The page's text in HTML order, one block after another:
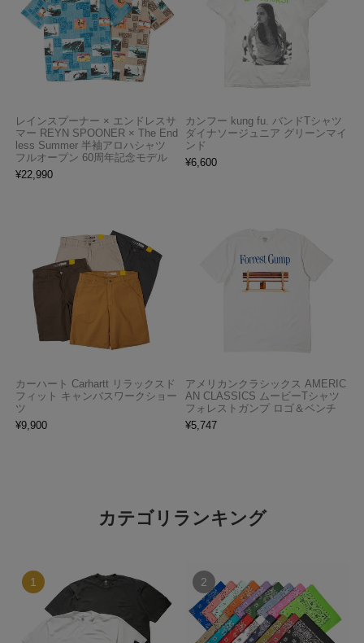
レインスプーナー × エンドレスサ
マー REYN SPOONER × The End
less Summer 半袖アロハシャツ
フルオープン 60周年記念モデル
¥22,990
カンフー kung fu. バンドTシャツ
ダイナソージュニア グリーンマイ
ンド
¥6,600
カーハート Carhartt リラックスド
フィット キャンバスワークショー
ツ
¥9,900
アメリカンクラシックス AMERIC
AN CLASSICS ムービーTシャツ
フォレストガンプ ロゴ＆ベンチ
¥5,747
カテゴリランキング